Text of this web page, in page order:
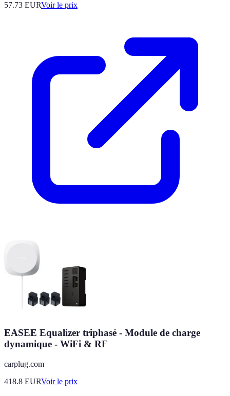
57.73 EURVoir le prix
EASEE Equalizer triphasé - Module de charge
dynamique - WiFi & RF
carplug.com
418.8 EURVoir le prix